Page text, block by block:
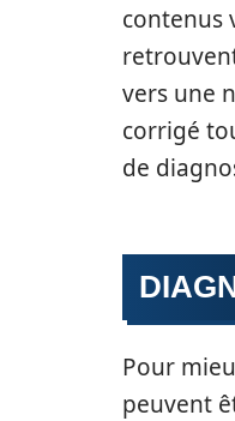
contenus
vers une
corrigé
de
Pour
peuvent